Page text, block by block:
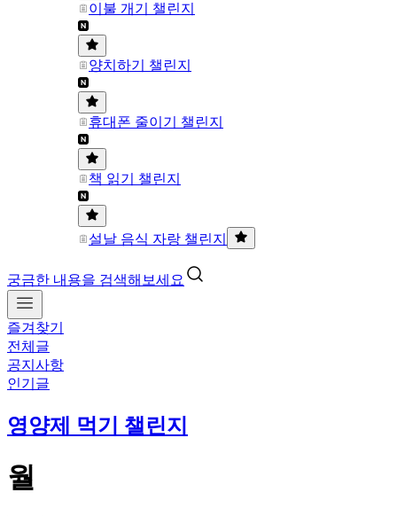
이불 개기 챌린지
양치하기 챌린지
휴대폰 줄이기 챌린지
책 읽기 챌린지
설날 음식 자랑 챌린지
궁금한 내용을 검색해보세요
즐겨찾기
전체글
공지사항
인기글
영양제 먹기 챌린지
월